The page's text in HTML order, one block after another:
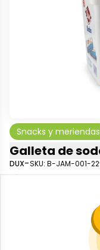
Snacks y meriendas
Galleta de
DUX-SKU: B-JAM-001-
$
Especificaciones